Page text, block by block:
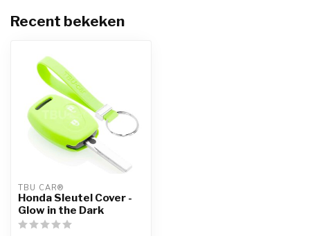
Recent bekeken
TBU CAR®
Honda Sleutel Cover -
Glow in the Dark